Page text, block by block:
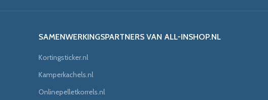
SAMENWERKINGSPARTNERS VAN ALL-INSHOP.NL
Kortingsticker.nl
Kamperkachels.nl
Onlinepelletkorrels.nl